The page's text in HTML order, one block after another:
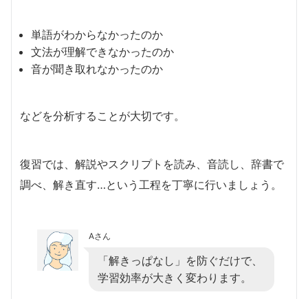
単語がわからなかったのか
文法が理解できなかったのか
音が聞き取れなかったのか
などを分析することが大切です。
復習では、解説やスクリプトを読み、音読し、辞書で
調べ、解き直す…という工程を丁寧に行いましょう。
Aさん
「解きっぱなし」を防ぐだけで、
学習効率が大きく変わります。